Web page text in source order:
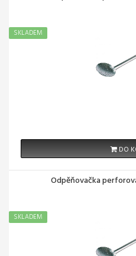
SKLADEM
DO
Odpěňovačka
SKLADEM